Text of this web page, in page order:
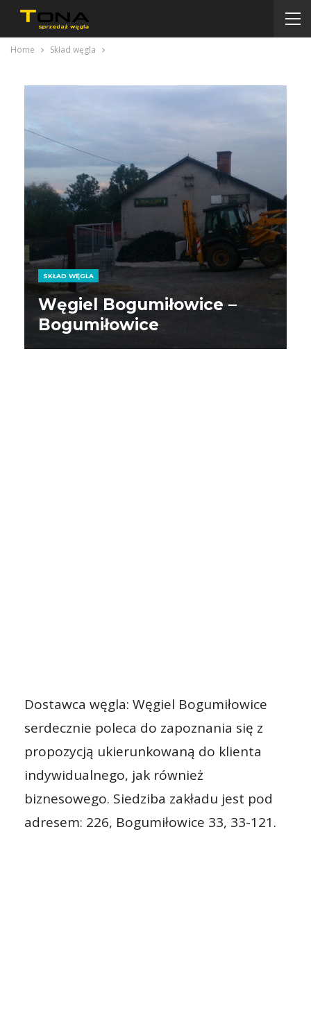
Home Skład węgla
SKŁAD WĘGLA
Węgiel Bogumiłowice –
Bogumiłowice
Dostawca węgla: Węgiel Bogumiłowice
serdecznie poleca do zapoznania się z
propozycją ukierunkowaną do klienta
indywidualnego, jak również
biznesowego. Siedziba zakładu jest pod
adresem: 226, Bogumiłowice 33, 33-121.